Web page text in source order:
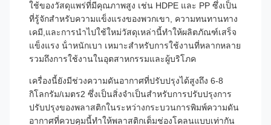
ใช้ของวัสดุแพร่ที่มีคุณภาพสูง เช่น HDPE และ PP ซึ่งเป็น
ที่รู้จักสําหรับความแข็งแรงของพวกเขา, ความทนทานทาง
เคมี,และการนําไปใช้ใหม่วัสดุเหล่านี้ทําให้ผลิตภัณฑ์เสร็จ
แข็งแรง น้ําหนักเบา เหมาะสําหรับการใช้งานที่หลากหลาย
รวมถึงการใช้งานในอุตสาหกรรมและผู้บริโภค
เครื่องนี้ยังมีช่วงความดันอากาศที่ปรับปรุงได้สูงถึง 6-8
กิโลกรัม/เมตร2 ซึ่งเป็นสิ่งจําเป็นสําหรับการปรับปรุงการ
ปรับปรุงของพลาสติกในระหว่างกระบวนการพิมพ์ความดัน
อากาศที่ควบคุมนี้ทําให้พลาสติกเต็มช่องโคลนแบบเท่ากัน